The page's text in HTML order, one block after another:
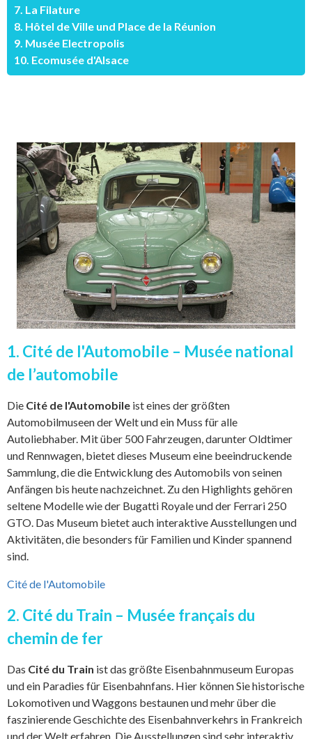
7. La Filature
8. Hôtel de Ville und Place de la Réunion
9. Musée Electropolis
10. Ecomusée d'Alsace
1. Cité de l'Automobile – Musée national
de l’automobile
Die Cité de l'Automobile ist eines der größten
Automobilmuseen der Welt und ein Muss für alle
Autoliebhaber. Mit über 500 Fahrzeugen, darunter Oldtimer
und Rennwagen, bietet dieses Museum eine beeindruckende
Sammlung, die die Entwicklung des Automobils von seinen
Anfängen bis heute nachzeichnet. Zu den Highlights gehören
seltene Modelle wie der Bugatti Royale und der Ferrari 250
GTO. Das Museum bietet auch interaktive Ausstellungen und
Aktivitäten, die besonders für Familien und Kinder spannend
sind.
Cité de l'Automobile
2. Cité du Train – Musée français du
chemin de fer
Das Cité du Train ist das größte Eisenbahnmuseum Europas
und ein Paradies für Eisenbahnfans. Hier können Sie historische
Lokomotiven und Waggons bestaunen und mehr über die
faszinierende Geschichte des Eisenbahnverkehrs in Frankreich
und der Welt erfahren. Die Ausstellungen sind sehr interaktiv